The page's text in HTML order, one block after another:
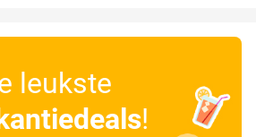
leukste
!